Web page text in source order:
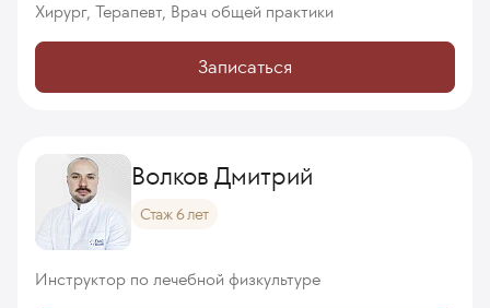
Хирург, Терапевт, Врач общей практики
Записаться
Волков Дмитрий
Стаж 6 лет
Инструктор по лечебной физкультуре